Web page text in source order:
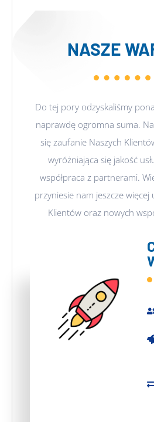
NASZE
Do tej pory odzyskaliśmy
naprawdę ogromna suma.
się zaufanie Naszych
wyróżniająca się jakość
współpraca z partnerami.
przyniesie nam jeszcze
Klientów oraz nowych